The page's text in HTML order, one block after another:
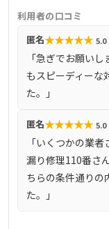
ど、部分修理から
す。見積もり後の
点も特徴です。
利用者の口コミ
匿名★★★★★ 5.0
「急ぎでお願い
もスピーディーな
た。」
匿名★★★★★ 5.0
「いくつかの業
漏り修理110番さ
ちらの条件通りの
た。」